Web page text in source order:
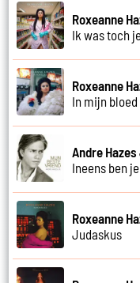
Roxeanne
Ik was toch
Roxeanne
In mijn bloed
Andre
Ineens ben
Roxeanne
Judaskus